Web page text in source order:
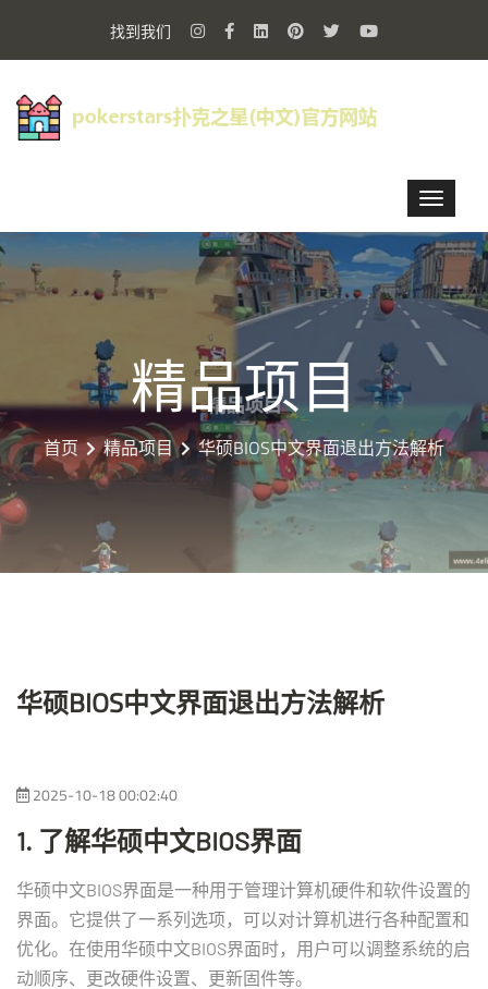
找到我们
精品项目
首页 精品项目 华硕BIOS中文界面退出方法解析
华硕BIOS中文界面退出方法解析
2025-10-18 00:02:40
1. 了解华硕中文BIOS界面
华硕中文BIOS界面是一种用于管理计算机硬件和软件设置的
界面。它提供了一系列选项，可以对计算机进行各种配置和
优化。在使用华硕中文BIOS界面时，用户可以调整系统的启
动顺序、更改硬件设置、更新固件等。